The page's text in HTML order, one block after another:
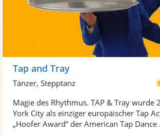
Tap and Tray
Tänzer, Stepptanz
Magie des Rhythmus. TAP & Tray wurde
York City als einziger europäischer Tap
„Hoofer Award“ der American Tap Dance